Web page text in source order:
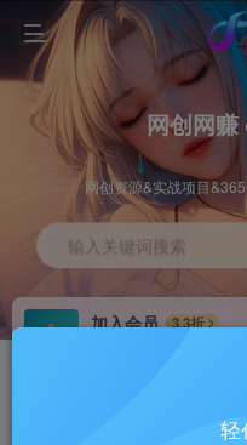
网创网
网创资源&实战项目
输入关键词搜索
加入会员
3.3折
轻